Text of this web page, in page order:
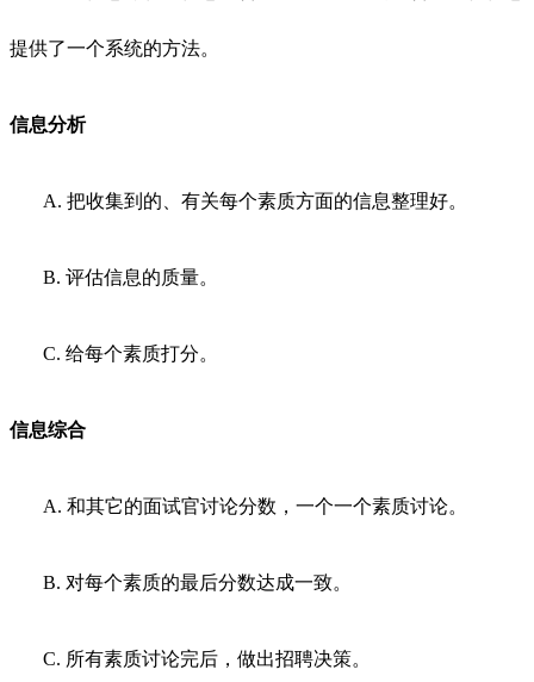
提供了一个系统的方法。
信息分析
A. 把收集到的、有关每个素质方面的信息整理好。
B. 评估信息的质量。
C. 给每个素质打分。
信息综合
A. 和其它的面试官讨论分数，一个一个素质讨论。
B. 对每个素质的最后分数达成一致。
C. 所有素质讨论完后，做出招聘决策。